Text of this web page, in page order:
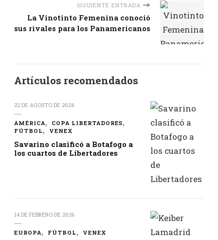
SIGUIENTE ENTRADA
La Vinotinto Femenina conoció
sus rivales para los Panamericanos
Artículos recomendados
22 DE AGOSTO DE 2024
AMÉRICA
COPA LIBERTADORES
FÚTBOL
VENEX
Savarino clasificó a Botafogo a
los cuartos de Libertadores
14 DE FEBRERO DE 2026
EUROPA FÚTBOL VENEX